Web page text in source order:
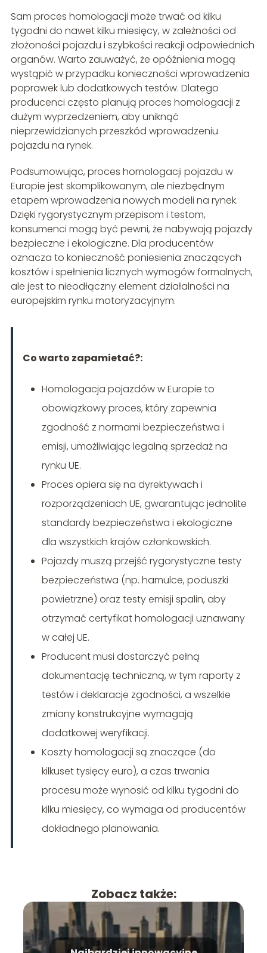
Sam proces homologacji może trwać od kilku
tygodni do nawet kilku miesięcy, w zależności od
złożoności pojazdu i szybkości reakcji odpowiednich
organów. Warto zauważyć, że opóźnienia mogą
wystąpić w przypadku konieczności wprowadzenia
poprawek lub dodatkowych testów. Dlatego
producenci często planują proces homologacji z
dużym wyprzedzeniem, aby uniknąć
nieprzewidzianych przeszkód wprowadzeniu
pojazdu na rynek.
Podsumowując, proces homologacji pojazdu w
Europie jest skomplikowanym, ale niezbędnym
etapem wprowadzenia nowych modeli na rynek.
Dzięki rygorystycznym przepisom i testom,
konsumenci mogą być pewni, że nabywają pojazdy
bezpieczne i ekologiczne. Dla producentów
oznacza to konieczność poniesienia znaczących
kosztów i spełnienia licznych wymogów formalnych,
ale jest to nieodłączny element działalności na
europejskim rynku motoryzacyjnym.
Co warto zapamietać?:
Homologacja pojazdów w Europie to
obowiązkowy proces, który zapewnia
zgodność z normami bezpieczeństwa i
emisji, umożliwiając legalną sprzedaż na
rynku UE.
Proces opiera się na dyrektywach i
rozporządzeniach UE, gwarantując jednolite
standardy bezpieczeństwa i ekologiczne
dla wszystkich krajów członkowskich.
Pojazdy muszą przejść rygorystyczne testy
bezpieczeństwa (np. hamulce, poduszki
powietrzne) oraz testy emisji spalin, aby
otrzymać certyfikat homologacji uznawany
w całej UE.
Producent musi dostarczyć pełną
dokumentację techniczną, w tym raporty z
testów i deklaracje zgodności, a wszelkie
zmiany konstrukcyjne wymagają
dodatkowej weryfikacji.
Koszty homologacji są znaczące (do
kilkuset tysięcy euro), a czas trwania
procesu może wynosić od kilku tygodni do
kilku miesięcy, co wymaga od producentów
dokładnego planowania.
Zobacz także: